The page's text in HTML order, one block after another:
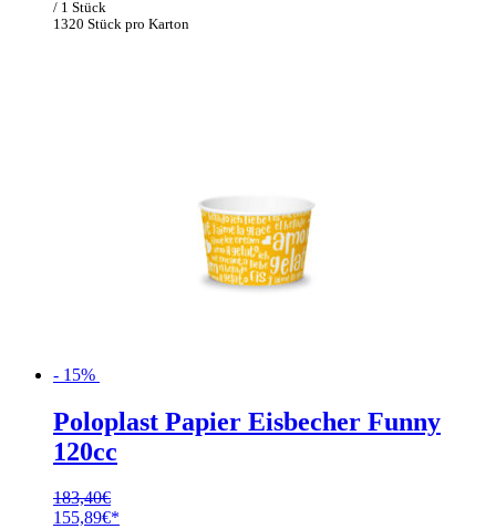
151,10€
1320 Stück pro Karton
/ 1 Stück
- 15%
Poloplast Papier Eisbecher Funny
120cc
183,40€
Ursprünglicher
155,89€